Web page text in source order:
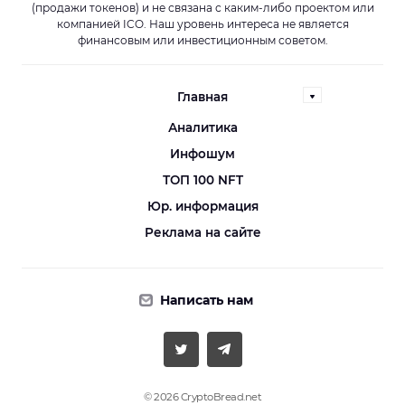
(продажи токенов) и не связана с каким-либо проектом или
компанией ICO. Наш уровень интереса не является
финансовым или инвестиционным советом.
Главная
Аналитика
Инфошум
ТОП 100 NFT
Юр. информация
Реклама на сайте
Написать нам
© 2026 CryptoBread.net